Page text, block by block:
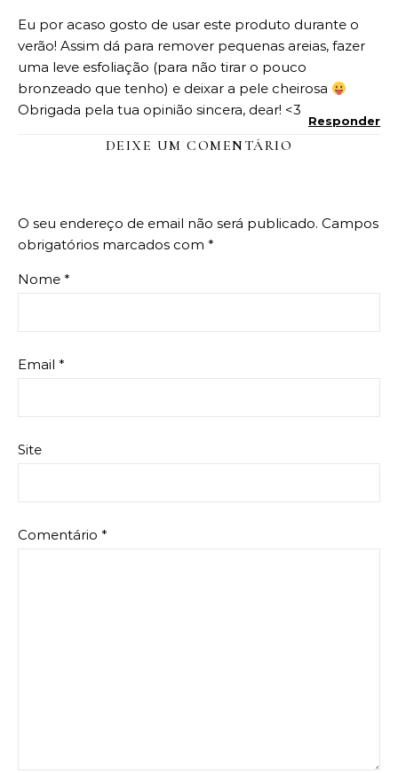
Eu por acaso gosto de usar este produto durante o
verão! Assim dá para remover pequenas areias, fazer
uma leve esfoliação (para não tirar o pouco
bronzeado que tenho) e deixar a pele cheirosa
Obrigada pela tua opinião sincera, dear! <3
Responder
DEIXE UM COMENTÁRIO
O seu endereço de email não será publicado. Campos
obrigatórios marcados com *
Nome *
Email *
Site
Comentário *